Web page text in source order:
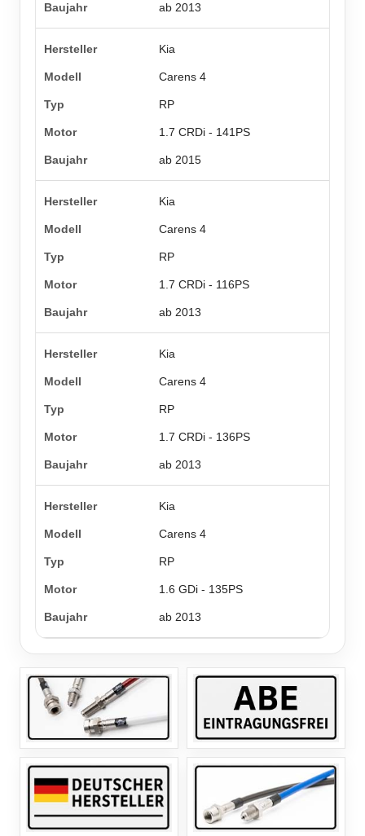
ab 2013
Kia
Carens 4
RP
1.7 CRDi - 141PS
ab 2015
Kia
Carens 4
RP
1.7 CRDi - 116PS
ab 2013
Kia
Carens 4
RP
1.7 CRDi - 136PS
ab 2013
Kia
Carens 4
RP
1.6 GDi - 135PS
ab 2013